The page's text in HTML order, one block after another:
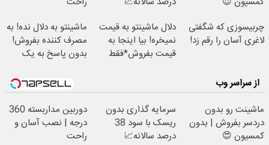
چربیسوزی که شگفتی
لاغری آسان را رقم زد!
دلال ماشینتو به قیمت
نمیخره! بیا اینجا به
قیمت بفروش*فقط
ماشینتو به دلال نده! به
مصرف کننده بفروش!
بدون پاسخ به یک
از سراسر وب
ماشینت رو بدون
دردسر بفروش | بدون
کمسیون 😍
سرمایه گذاری بدون
ریسک با سود 38
درصد سالانه📈
دوربین مداربسته 360
درجه | نصب آسان و
راحت